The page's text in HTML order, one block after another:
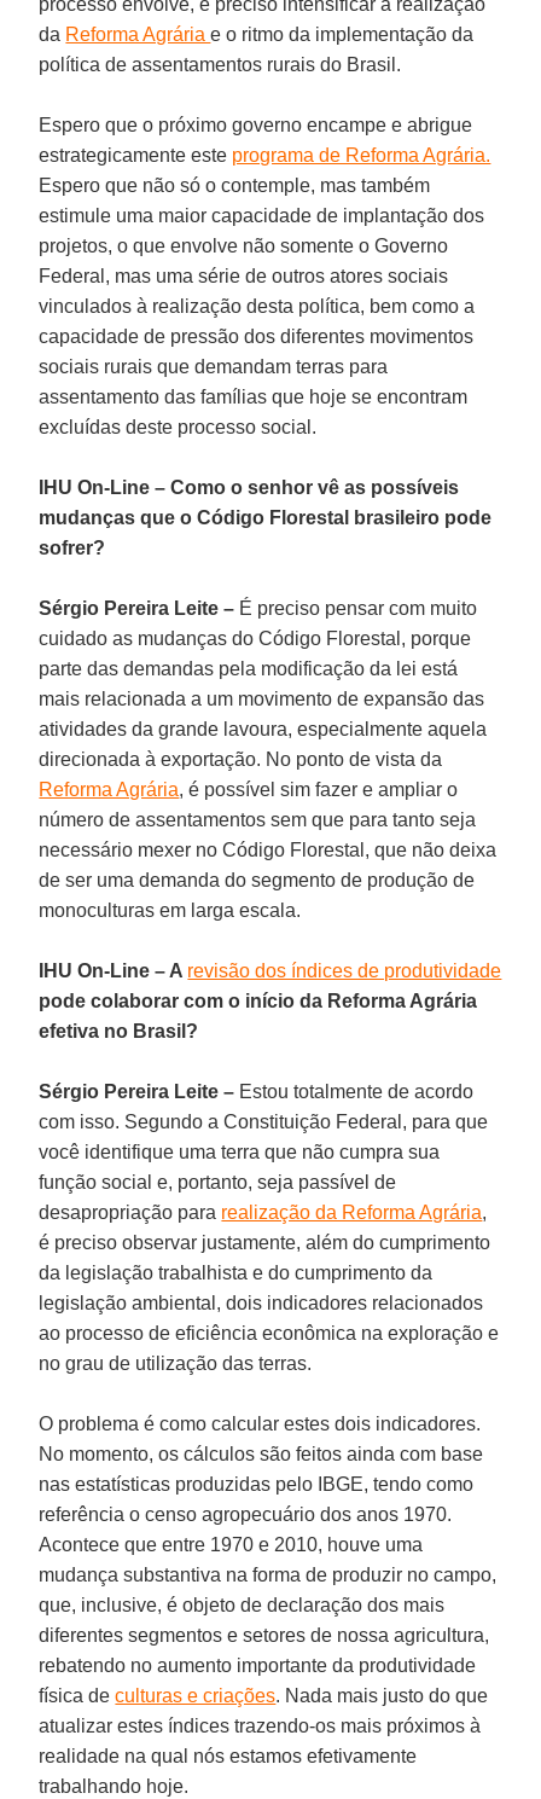
da Reforma Agráriae o ritmo da implementação da
política de assentamentos rurais do Brasil.
Espero que o próximo governo encampe e abrigue
estrategicamente este programa de Reforma Agrária.
Espero que não só o contemple, mas também
estimule uma maior capacidade de implantação dos
projetos, o que envolve não somente o Governo
Federal, mas uma série de outros atores sociais
vinculados à realização desta política, bem como a
capacidade de pressão dos diferentes movimentos
sociais rurais que demandam terras para
assentamento das famílias que hoje se encontram
excluídas deste processo social.
IHU On-Line – Como o senhor vê as possíveis
mudanças que o Código Florestal brasileiro pode
sofrer?
Sérgio Pereira Leite – É preciso pensar com muito
cuidado as mudanças do Código Florestal, porque
parte das demandas pela modificação da lei está
mais relacionada a um movimento de expansão das
atividades da grande lavoura, especialmente aquela
direcionada à exportação. No ponto de vista da
Reforma Agrária, é possível sim fazer e ampliar o
número de assentamentos sem que para tanto seja
necessário mexer no Código Florestal, que não deixa
de ser uma demanda do segmento de produção de
monoculturas em larga escala.
IHU On-Line – A revisão dos índices de produtividade
pode colaborar com o início da Reforma Agrária
efetiva no Brasil?
Sérgio Pereira Leite – Estou totalmente de acordo
com isso. Segundo a Constituição Federal, para que
você identifique uma terra que não cumpra sua
função social e, portanto, seja passível de
desapropriação para realização da Reforma Agrária,
é preciso observar justamente, além do cumprimento
da legislação trabalhista e do cumprimento da
legislação ambiental, dois indicadores relacionados
ao processo de eficiência econômica na exploração e
no grau de utilização das terras.
O problema é como calcular estes dois indicadores.
No momento, os cálculos são feitos ainda com base
nas estatísticas produzidas pelo IBGE, tendo como
referência o censo agropecuário dos anos 1970.
Acontece que entre 1970 e 2010, houve uma
mudança substantiva na forma de produzir no campo,
que, inclusive, é objeto de declaração dos mais
diferentes segmentos e setores de nossa agricultura,
rebatendo no aumento importante da produtividade
física deculturas e criações. Nada mais justo do que
atualizar estes índices trazendo-os mais próximos à
realidade na qual nós estamos efetivamente
trabalhando hoje.